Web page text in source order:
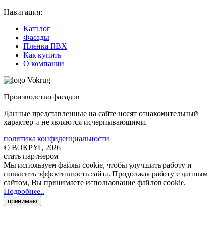
Навигация:
Каталог
Фасады
Пленка ПВХ
Как купить
О компании
Производство фасадов
Данные представленные на сайте носят ознакомительный
характер и не являются исчерпывающими.
политика конфиденциальности
© ВОКРУГ, 2026
стать партнером
Мы используем файлы cookie, чтобы улучшить работу и
повысить эффективность сайта. Продолжая работу с данным
сайтом, Вы принимаете использование файлов cookie.
Подробнее..
принимаю